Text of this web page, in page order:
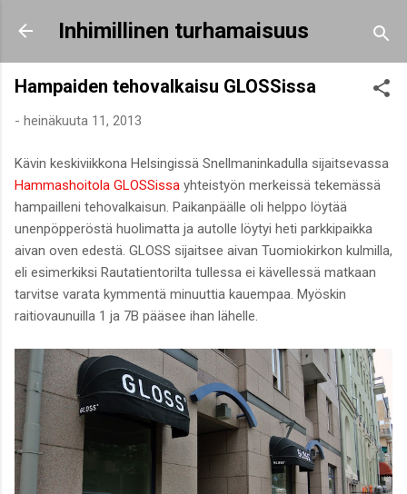
Siirry pääsisältöön
Inhimillinen turhamaisuus
Hampaiden tehovalkaisu GLOSSissa
- heinäkuuta 11, 2013
Kävin keskiviikkona Helsingissä Snellmaninkadulla sijaitsevassa
Hammashoitola GLOSSissa yhteistyön merkeissä tekemässä
hampailleni tehovalkaisun. Paikanpäälle oli helppo löytää
unenpöpperöstä huolimatta ja autolle löytyi heti parkkipaikka
aivan oven edestä. GLOSS sijaitsee aivan Tuomiokirkon kulmilla,
eli esimerkiksi Rautatientorilta tullessa ei kävellessä matkaan
tarvitse varata kymmentä minuuttia kauempaa. Myöskin
raitiovaunuilla 1 ja 7B pääsee ihan lähelle.